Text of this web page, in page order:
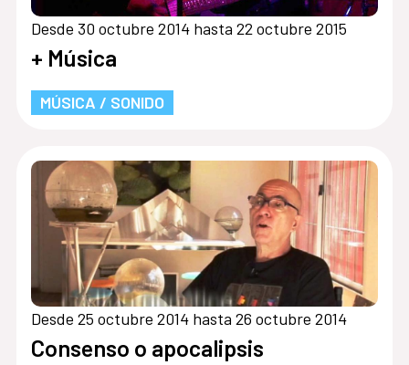
Desde 30 octubre 2014 hasta 22 octubre 2015
+ Música
MÚSICA / SONIDO
Desde 25 octubre 2014 hasta 26 octubre 2014
Consenso o apocalipsis